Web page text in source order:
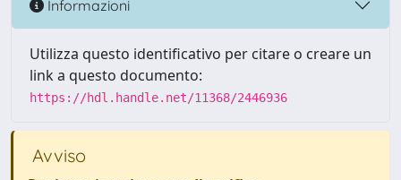
Informazioni
Utilizza questo identificativo per citare o creare un
link a questo documento:
https://hdl.handle.net/11368/2446936
Avviso